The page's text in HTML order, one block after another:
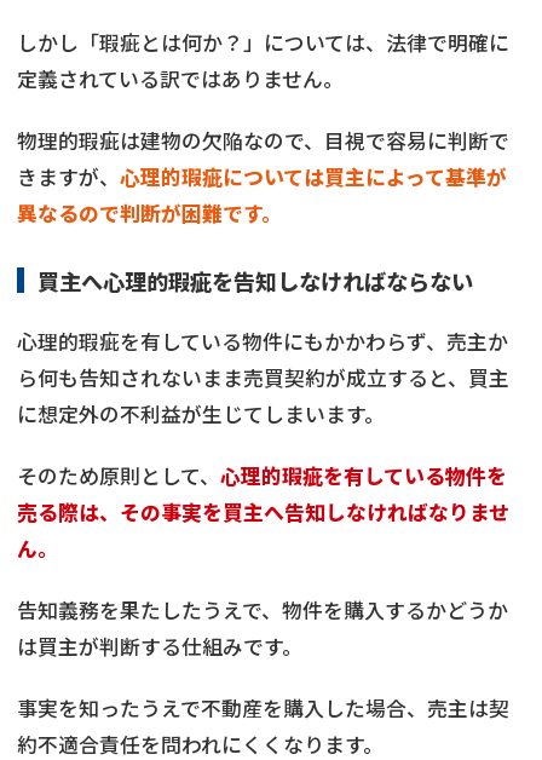
しかし「瑕疵とは何か？」については、法律で明確に
定義されている訳ではありません。
物理的瑕疵は建物の欠陥なので、目視で容易に判断で
きますが、 心理的瑕疵については買主によって基準が
異なるので判断が困難です。
買主へ心理的瑕疵を告知しなければならない
心理的瑕疵を有している物件にもかかわらず、売主か
ら何も告知されないまま売買契約が成立すると、買主
に想定外の不利益が生じてしまいます。
そのため原則として、 心理的瑕疵を有している物件を
売る際は、その事実を買主へ告知しなければなりませ
ん。
告知義務を果たしたうえで、物件を購入するかどうか
は買主が判断する仕組みです。
事実を知ったうえで不動産を購入した場合、売主は契
約不適合責任を問われにくくなります。